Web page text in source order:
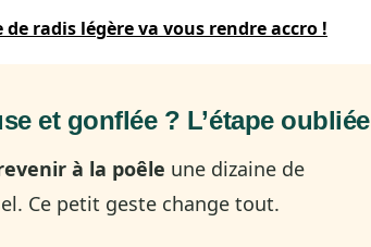
radis légère va vous rendre accro !
et gonflée ? L’étape oubliée
à la poêle une dizaine de
Ce petit geste change tout.